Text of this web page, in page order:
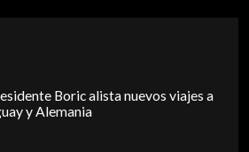
Boric alista nuevos viajes a
y Alemania